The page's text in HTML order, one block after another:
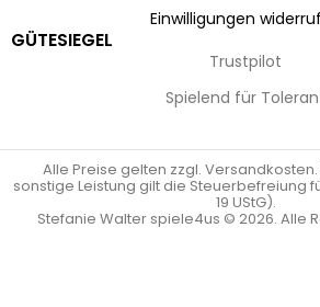
Einwilligungen
GÜTESIEGEL
Trustpilot
Spielend für
Alle Preise gelten zzgl.
sonstige Leistung gilt die Steuerbefreiung
19 UStG).
Stefanie Walter spiele4us © 2026. Alle